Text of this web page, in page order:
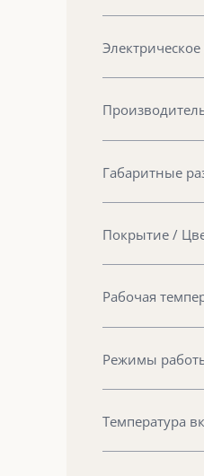
Габаритные
Покрытие /
Рабочая
Режимы
Температура